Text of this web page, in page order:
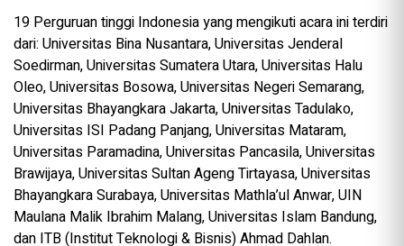
19 Perguruan tinggi Indonesia yang mengikuti acara ini terdiri
dari: Universitas Bina Nusantara, Universitas Jenderal
Soedirman, Universitas Sumatera Utara, Universitas Halu
Oleo, Universitas Bosowa, Universitas Negeri Semarang,
Universitas Bhayangkara Jakarta, Universitas Tadulako,
Universitas ISI Padang Panjang, Universitas Mataram,
Universitas Paramadina, Universitas Pancasila, Universitas
Brawijaya, Universitas Sultan Ageng Tirtayasa, Universitas
Bhayangkara Surabaya, Universitas Mathla’ul Anwar, UIN
Maulana Malik Ibrahim Malang, Universitas Islam Bandung,
dan ITB (Institut Teknologi & Bisnis) Ahmad Dahlan.